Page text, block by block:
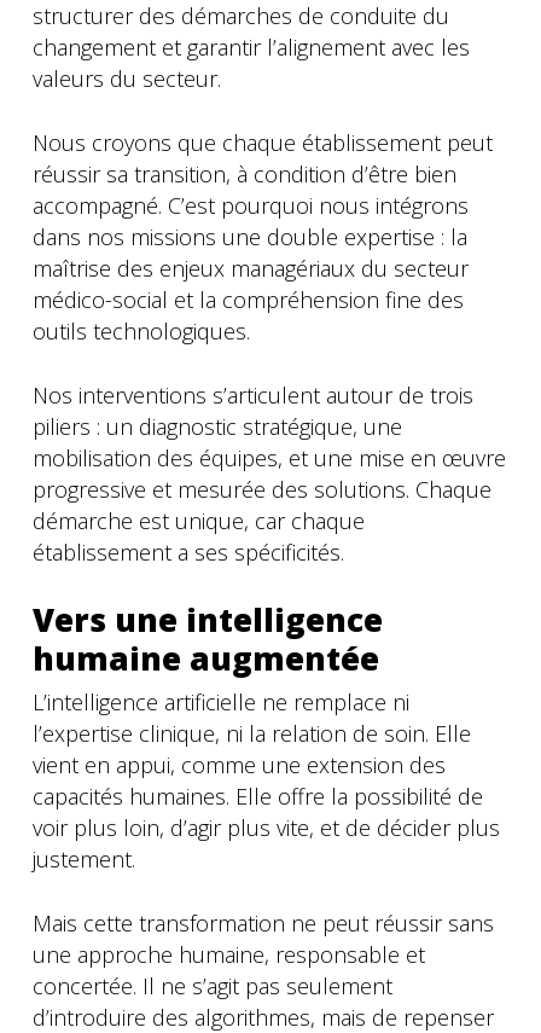
structurer des démarches de conduite du
changement et garantir l’alignement avec les
valeurs du secteur.
Nous croyons que chaque établissement peut
réussir sa transition, à condition d’être bien
accompagné. C’est pourquoi nous intégrons
dans nos missions une double expertise : la
maîtrise des enjeux managériaux du secteur
médico-social et la compréhension fine des
outils technologiques.
Nos interventions s’articulent autour de trois
piliers : un diagnostic stratégique, une
mobilisation des équipes, et une mise en œuvre
progressive et mesurée des solutions. Chaque
démarche est unique, car chaque
établissement a ses spécificités.
Vers une intelligence
humaine augmentée
L’intelligence artificielle ne remplace ni
l’expertise clinique, ni la relation de soin. Elle
vient en appui, comme une extension des
capacités humaines. Elle offre la possibilité de
voir plus loin, d’agir plus vite, et de décider plus
justement.
Mais cette transformation ne peut réussir sans
une approche humaine, responsable et
concertée. Il ne s’agit pas seulement
d’introduire des algorithmes, mais de repenser